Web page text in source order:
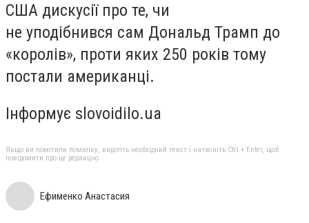
США дискусії про те, чи
не уподібнився сам Дональд Трамп до
«королів», проти яких 250 років тому
постали американці.
Інформує slovoidilo.ua
Якщо ви помітили помилку, виділіть необхідний текст і натисніть Ctrl + Enter, щоб
повідомити про це редакцію
Ефименко Анастасия